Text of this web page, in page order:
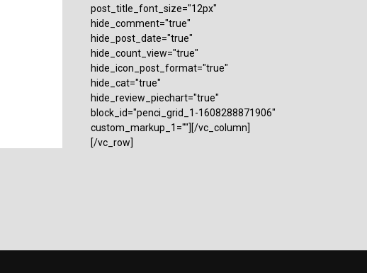
post_title_font_size="12px"
hide_comment="true"
hide_post_date="true"
hide_count_view="true"
hide_icon_post_format="true"
hide_cat="true"
hide_review_piechart="true"
block_id="penci_grid_1-1608288871906"
custom_markup_1=""][/vc_column]
[/vc_row]